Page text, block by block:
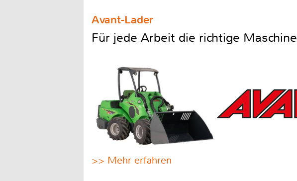
Avant-Lader
Für jede Arbeit die richtige Maschine
>> Mehr erfahren